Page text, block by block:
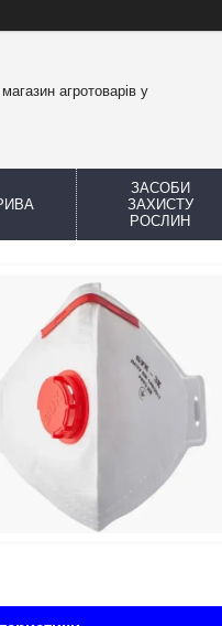
агротоварів у
ЗАСОБИ
ЗАХИСТУ
РОСЛИН